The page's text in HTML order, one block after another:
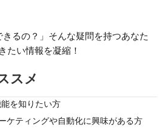
きるの？」そんな疑問を持つあなた
たい情報を凝縮！
スメ
を知りたい方
ケティングや自動化に興味がある方